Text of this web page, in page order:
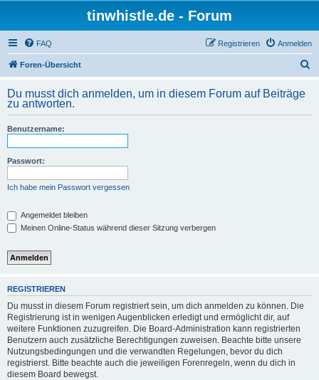
tinwhistle.de - Forum
FAQ Anmelden
Registrieren
Foren-Übersicht
h
Du musst dich anmelden, um in diesem Forum auf Beiträge
zu antworten.
Benutzername:
Passwort:
Ich habe mein Passwort vergessen
Angemeldet bleiben
Meinen Online-Status während dieser Sitzung verbergen
REGISTRIEREN
Du musst in diesem Forum registriert sein, um dich anmelden zu können. Die
Registrierung ist in wenigen Augenblicken erledigt und ermöglicht dir, auf
weitere Funktionen zuzugreifen. Die Board-Administration kann registrierten
Benutzern auch zusätzliche Berechtigungen zuweisen. Beachte bitte unsere
Nutzungsbedingungen und die verwandten Regelungen, bevor du dich
registrierst. Bitte beachte auch die jeweiligen Forenregeln, wenn du dich in
diesem Board bewegst.